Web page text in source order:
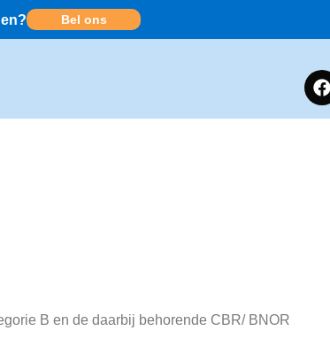
Bel ons
B en de daarbij behorende CBR/ BNOR